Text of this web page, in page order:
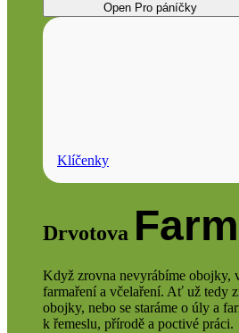
Open Pro páníčky
Klíčenky
Drvotova
Když zrovna nevyrábíme obojky,
farmaření a včelaření. Ať už tedy
obojky, nebo se staráme o úly a
k řemeslu, přírodě a poctivé práci.